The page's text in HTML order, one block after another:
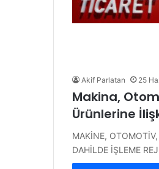
Akif Parlatan 25
Makina,
Ürünlerine
MAKİNE,
DAHİLDE İŞLEME